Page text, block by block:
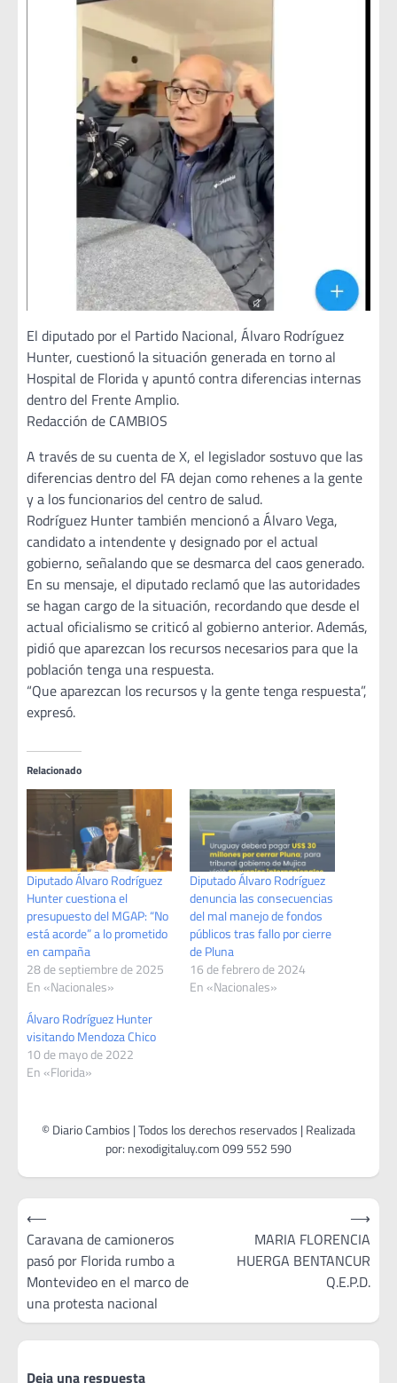
El diputado por el Partido Nacional, Álvaro Rodríguez
Hunter, cuestionó la situación generada en torno al
Hospital de Florida y apuntó contra diferencias internas
dentro del Frente Amplio.
Redacción de CAMBIOS
A través de su cuenta de X, el legislador sostuvo que las
diferencias dentro del FA dejan como rehenes a la gente
y a los funcionarios del centro de salud.
Rodríguez Hunter también mencionó a Álvaro Vega,
candidato a intendente y designado por el actual
gobierno, señalando que se desmarca del caos generado.
En su mensaje, el diputado reclamó que las autoridades
se hagan cargo de la situación, recordando que desde el
actual oficialismo se criticó al gobierno anterior. Además,
pidió que aparezcan los recursos necesarios para que la
población tenga una respuesta.
“Que aparezcan los recursos y la gente tenga respuesta”,
expresó.
Relacionado
Diputado Álvaro Rodríguez
Hunter cuestiona el
presupuesto del MGAP: “No
está acorde” a lo prometido
en campaña
28 de septiembre de 2025
En «Nacionales»
Diputado Álvaro Rodríguez
denuncia las consecuencias
del mal manejo de fondos
públicos tras fallo por cierre
de Pluna
16 de febrero de 2024
En «Nacionales»
Álvaro Rodríguez Hunter
visitando Mendoza Chico
10 de mayo de 2022
En «Florida»
Navegación
de
entradas
⟵
Caravana de camioneros
pasó por Florida rumbo a
Montevideo en el marco de
una protesta nacional
MARIA FLORENCIA
HUERGA BENTANCUR
Q.E.P.D.
⟶
Deja una respuesta